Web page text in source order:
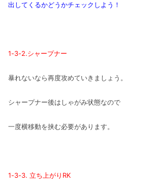
出してくるかどうかチェックしよう！
1-3-2.シャープナー
暴れないなら再度攻めていきましょう。
シャープナー後はしゃがみ状態なので
一度横移動を挟む必要があります。
1-3-3. 立ち上がりRK